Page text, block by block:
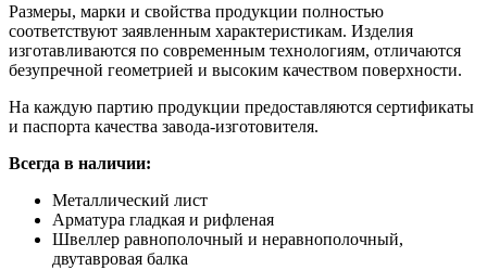
Размеры, марки и свойства продукции полностью
соответствуют заявленным характеристикам. Изделия
изготавливаются по современным технологиям, отличаются
безупречной геометрией и высоким качеством поверхности.
На каждую партию продукции предоставляются сертификаты
и паспорта качества завода-изготовителя.
Всегда в наличии:
Металлический лист
Арматура гладкая и рифленая
Швеллер равнополочный и неравнополочный,
двутавровая балка